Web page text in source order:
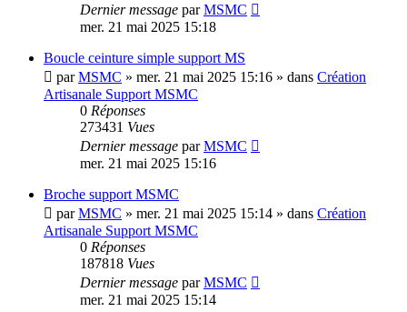
Dernier message parMSMC
mer. 21 mai 2025 15:18
Boucle ceinture simple support MS
parMSMC » mer. 21 mai 2025 15:16 » dans Création
Artisanale Support MSMC
0 Réponses
273431 Vues
Dernier message parMSMC
mer. 21 mai 2025 15:16
Broche support MSMC
parMSMC » mer. 21 mai 2025 15:14 » dans Création
Artisanale Support MSMC
0 Réponses
187818 Vues
Dernier message parMSMC
mer. 21 mai 2025 15:14